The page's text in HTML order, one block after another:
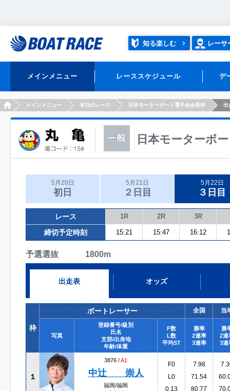
知る楽しむ レーサ
メインメニュー レーススケジュール デ
HOMEメインメニュー 本日のレース 日本モーターボート選手会会長杯 出
日本モーターボ
5月20日
初日
5月21日
２日目
5月22日
３日目
レース 1R 2R 3R
締切予定時刻 15:21 15:47 16:12
予選選抜 1800m
出走表 オッズ
枠
ボートレーサー 全国 当
写真
登録番号/級別
氏名
支部/出身地
年齢/体重
F数
L数
平均ST
勝率
2連率
3連率
勝
2連
3連
１
3876 /A1
中辻 崇人
福岡/福岡
F0
L0
0.13
7.98
71.54
80.77